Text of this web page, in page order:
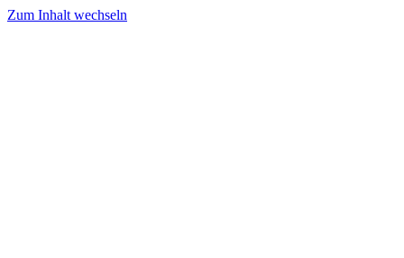
Zum Inhalt wechseln